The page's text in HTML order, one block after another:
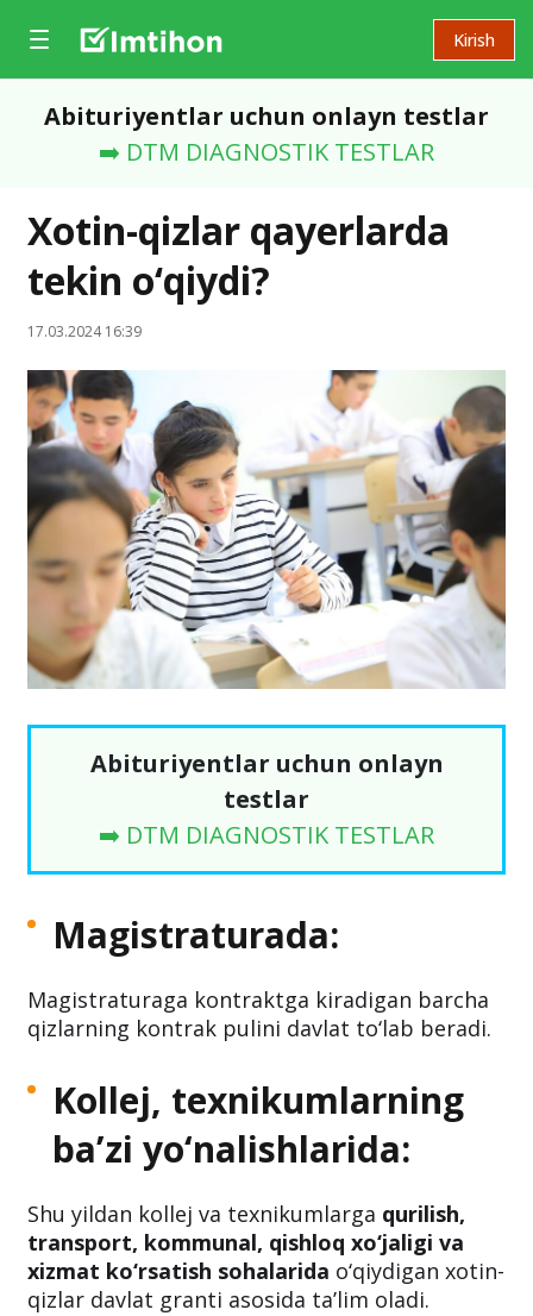
Kirish
Abituriyentlar uchun onlayn testlar
➡️ DTM DIAGNOSTIK TESTLAR
Xotin-qizlar qayerlarda
tekin o‘qiydi?
17.03.2024 16:39
Abituriyentlar uchun onlayn
testlar
➡️ DTM DIAGNOSTIK TESTLAR
Magistraturada:
Magistraturaga kontraktga kiradigan barcha
qizlarning kontrak pulini davlat to‘lab beradi.
Kollej, texnikumlarning
ba’zi yo‘nalishlarida:
Shu yildan kollej va texnikumlarga qurilish,
transport, kommunal, qishloq xo‘jaligi va
xizmat ko‘rsatish sohalarida o‘qiydigan xotin-
qizlar davlat granti asosida taʼlim oladi.